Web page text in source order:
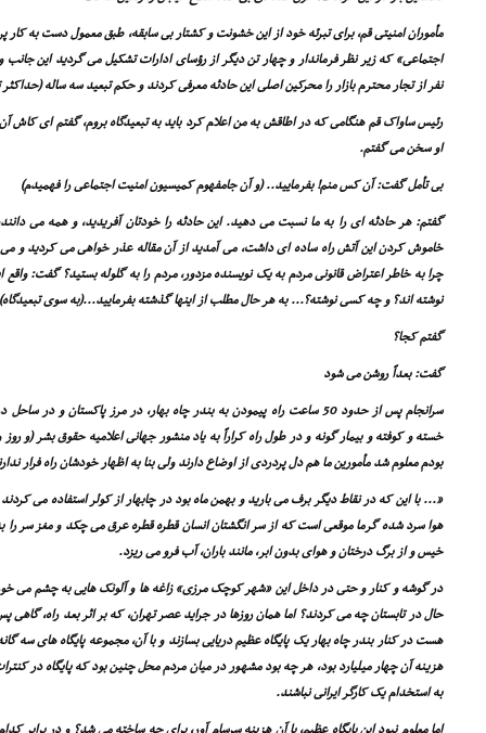
مأموران امنیتى قم، براى تبرئه خود از این خشونت و کشتار بى سابقه، طبق معمول دست به
اجتماعى» که زیر نظر فرماندار و چهار تن دیگر از رؤساى ادارات تشکیل مى گردید این
نفر از تجار محترم بازار را محرکین اصلى این حادثه معرفى کردند و حکم تبعید سه ساله
رئیس ساواک قم هنگامى که در اطاقش به من اعلام کرد باید به تبعیدگاه بروم، گفتم اى کاش
او سخن مى گفتم.
بى تأمل گفت: آن کس منم! بفرمایید.. (و آن جامفهوم کمیسیون امنیت اجتماعى را فهمیدم)
گفتم: هر حادثه اى را به ما نسبت مى دهید. این حادثه را خودتان آفریدید، و همه مى
خاموش کردن این آتش راه ساده اى داشت، مى آمدید از آن مقاله عذر خواهى مى کردید و مى
چرا به خاطر اعتراض قانونى مردم به یک نویسنده مزدور، مردم را به گلوله بستید؟ گفت:
نوشته اند؟ و چه کسى نوشته؟... به هر حال مطلب از اینها گذشته بفرمایید...(به سوى تبعیدگاه)
گفتم کجا؟
گفت: بعداً روشن مى شود
سرانجام پس از حدود 50 ساعت راه پیمودن به بندر چاه بهار، در مرز پاکستان
خسته و کوفته و بیمار گونه و در طول راه کراراً به یاد منشور جهانى اعلامیه حقوق بشر (و
بودم معلوم شد مأمورین ما هم دل پردردى از اوضاع دارند ولى بنا به اظهار خودشان راه فرار
«... با این که در نقاط دیگر برف مى بارید و بهمن ماه بود در چابهار از کولر استفاده مى
هوا سرد شده گرما موقعى است که از سر انگشتان انسان قطره قطره عرق مى چکد و مغز سر
خیس و از برگ درختان و هواى بدون ابر، مانند باران، آب فرو مى ریزد.
در گوشه و کنار و حتى در داخل این «شهر کوچک مرزى» زاغه ها و آلونک هایى به چشم مى
حال در تابستان چه مى کردند؟ اما همان روزها در جراید عصر تهران، که بر اثر بعد راه،
هست در کنار بندر چاه بهار یک پایگاه عظیم دریایى بسازند و با آن، مجموعه پایگاه هاى سه
هزینه آن چهار میلیارد بود، هر چه بود مشهور در میان مردم محل چنین بود که پایگاه در
به استخدام یک کارگر ایرانى نباشند.